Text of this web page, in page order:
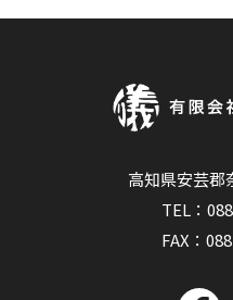
高知県安芸郡
TEL：
FAX：